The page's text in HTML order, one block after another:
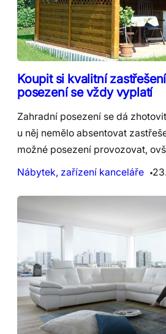
Koupit si kvalitní
posezení se vždy vyplatí
Zahradní posezení se dá
u něj nemělo absentovat
možné posezení provozovat,
Nábytek, zařízení kanceláře